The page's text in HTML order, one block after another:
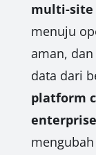
multi-site
menuju
aman,
data dari
platform
enterprise